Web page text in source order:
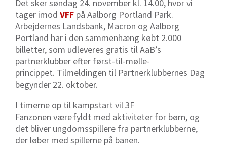
Det sker søndag 24. november kl. 14.00, hvor vi
tager imod VFF på Aalborg Portland Park.
Arbejdernes Landsbank, Macron og Aalborg
Portland har i den sammenhæng købt 2.000
billetter, som udleveres gratis til AaB’s
partnerklubber efter først-til-mølle-
princippet. Tilmeldingen til Partnerklubbernes Dag
begynder 22. oktober.
I timerne op til kampstart vil 3F
Fanzonen være fyldt med aktiviteter for børn, og
det bliver ungdomsspillere fra partnerklubberne,
der løber med spillerne på banen.